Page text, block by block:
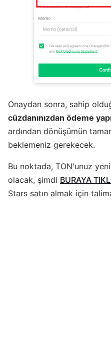
Onaydan sonra, sahip
cüzdanınızdan ödeme
ardından dönüşümün
beklemeniz gerekecek.
Bu noktada, TON'unuz
olacak, şimdi BURAYA
Stars satın almak için